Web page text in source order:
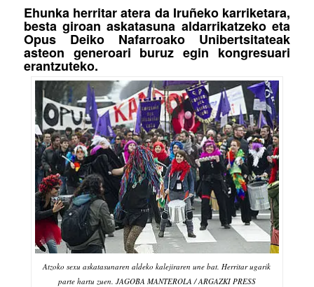
Ehunka herritar atera da Iruñeko karriketara,
besta giroan askatasuna aldarrikatzeko eta
Opus Deiko Nafarroako Unibertsitateak
asteon generoari buruz egin kongresuari
erantzuteko.
Atzoko sexu askatasunaren aldeko kalejiraren une bat. Herritar ugarik
parte hartu zuen. JAGOBA MANTEROLA / ARGAZKI PRESS